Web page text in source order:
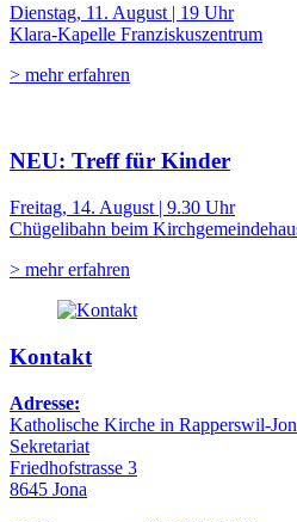
Dienstag, 11. August | 19 Uhr
Klara-Kapelle Franziskuszentrum
> mehr erfahren
NEU: Treff für Kinder
Freitag, 14. August | 9.30 Uhr
Chügelibahn beim
> mehr erfahren
Kontakt
Adresse:
Katholische Kirche in Rapperswil-
Sekretariat
Friedhofstrasse 3
8645 Jona